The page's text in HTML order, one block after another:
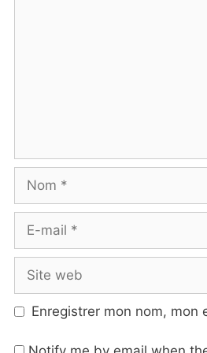
mail
web
Enregistrer mon nom,